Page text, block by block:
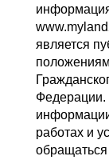
является
Федерации.
работах и